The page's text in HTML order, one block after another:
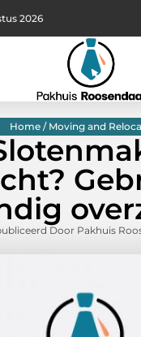
2026
Home / Moving and
Door Pakhuis